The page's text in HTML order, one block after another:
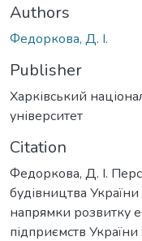
Authors
Федоркова, Д. І.
Publisher
Харківський
університет
Citation
Федоркова, Д. І.
будівництва
напрямки розвитку
підприємств України